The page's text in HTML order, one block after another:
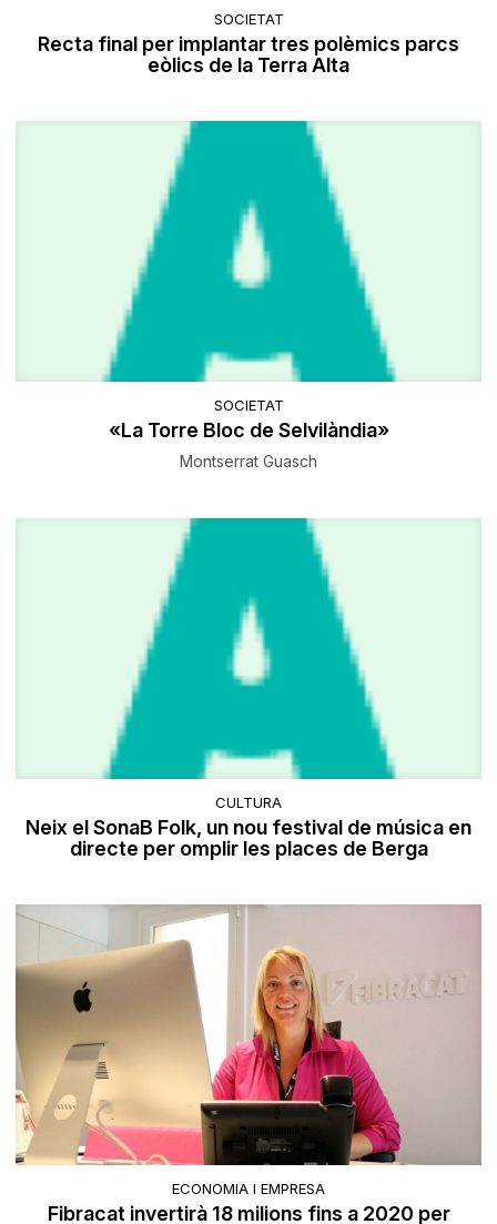
SOCIETAT
Recta final per implantar tres polèmics parcs
eòlics de la Terra Alta
SOCIETAT
«La Torre Bloc de Selvilàndia»
Montserrat Guasch
CULTURA
Neix el SonaB Folk, un nou festival de música en
directe per omplir les places de Berga
ECONOMIA I EMPRESA
Fibracat invertirà 18 milions fins a 2020 per